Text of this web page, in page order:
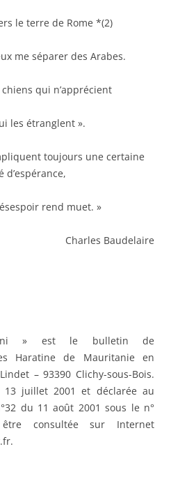
le terre de Rome *(2)
me séparer des Arabes.
qui n’apprécient
les étranglent ».
toujours une certaine
d’espérance,
rend muet. »
Charles Baudelaire
» est le bulletin de
Haratine de Mauritanie en
– 93390 Clichy-sous-Bois.
13 juillet 2001 et déclarée au
du 11 août 2001 sous le n°
être consultée sur Internet